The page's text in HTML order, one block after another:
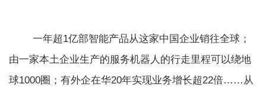
一年超1亿部智能产品从这家中国企业销往全球；
由一家本土企业生产的服务机器人的行走里程可以绕地
球1000圈；有外企在华20年实现业务增长超22倍……从